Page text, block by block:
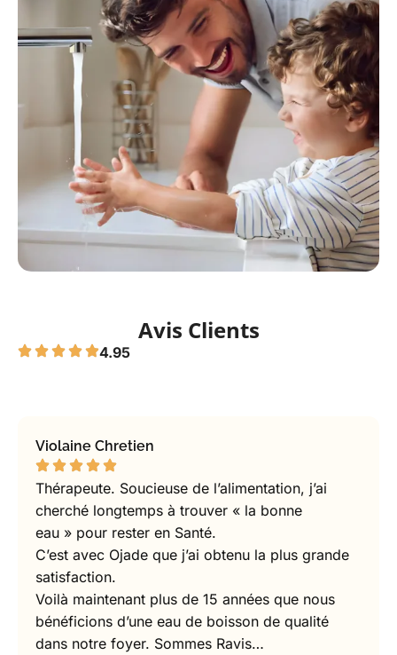
Avis Clients
4.95
Violaine Chretien
Thérapeute. Soucieuse de l’alimentation, j’ai
cherché longtemps à trouver « la bonne
eau » pour rester en Santé.
C’est avec Ojade que j’ai obtenu la plus grande
satisfaction.
Voilà maintenant plus de 15 années que nous
bénéficions d’une eau de boisson de qualité
dans notre foyer. Sommes Ravis…